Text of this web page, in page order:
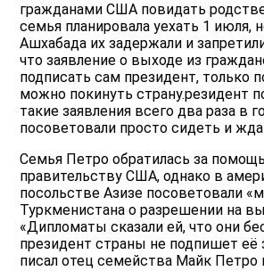
гражданами США повидать
семья планировала уехать 1 июля,
Ашхабада их задержали и
что заявление о выходе из
подписать сам президент, только
можно покинуть страну.резидент
такие заявления всего два раза в
посоветовали просто сидеть и
Семья Петро обратилась за
правительству США, однако в
посольстве Азизе посоветовали
Туркменистана о разрешении на
«Дипломаты сказали ей, что они
президент страны не подпишет её
писал отец семейства Майк Петро